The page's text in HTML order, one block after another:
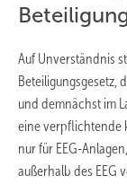
Auf Unverständnis
Beteiligungsgesetz,
und demnächst im
eine verpflichtende
nur für EEG-
außerhalb des EEG